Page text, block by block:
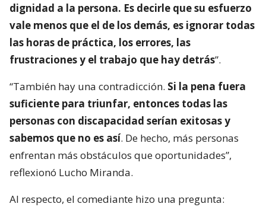
dignidad a la persona. Es decirle que su esfuerzo
vale menos que el de los demás, es ignorar todas
las horas de práctica, los errores, las
frustraciones y el trabajo que hay detrás”.
“También hay una contradicción. Si la pena fuera
suficiente para triunfar, entonces todas las
personas con discapacidad serían exitosas y
sabemos que no es así. De hecho, más personas
enfrentan más obstáculos que oportunidades”,
reflexionó Lucho Miranda.
Al respecto, el comediante hizo una pregunta: